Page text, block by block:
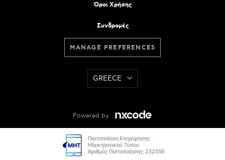
Όροι Χρήσης
Συνδρομές
MANAGE PREFERENCES
GREECE
Powered by